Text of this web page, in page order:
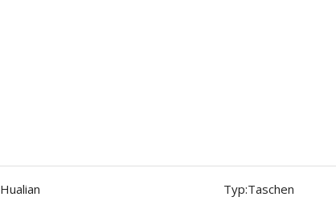
Hualian Typ:Taschen